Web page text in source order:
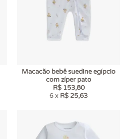
Macacão bebê suedine egípcio
com zíper pato
R$ 153,80
6 x R$ 25,63